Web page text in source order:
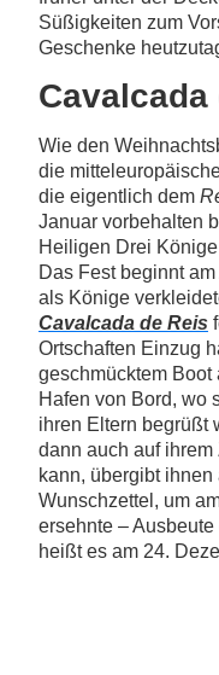
Süßigkeiten zum
Geschenke
Cavalcada
Wie den
die
die eigentlich dem
Januar vorbehalten
Heiligen Drei
Das Fest beginnt
als Könige
Cavalcada de Reis
Ortschaften Einzug
geschmücktem
Hafen von Bord, wo
ihren Eltern begrüßt
dann auch auf
kann, übergibt
Wunschzettel, um
ersehnte – Ausbeute
heißt es am 24.